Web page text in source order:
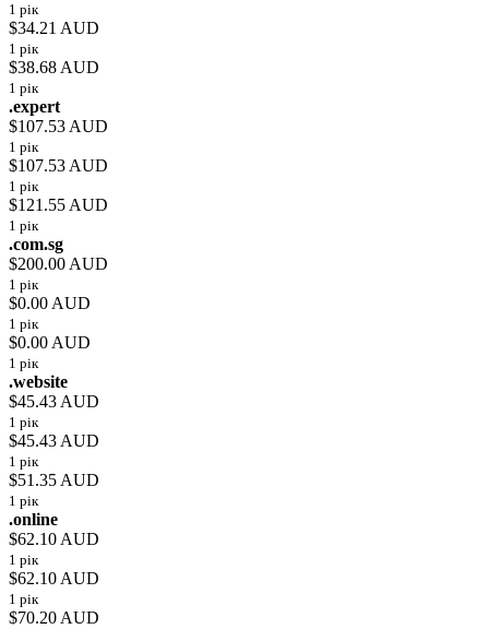
1 рік
$34.21 AUD
1 рік
$38.68 AUD
1 рік
.expert
$107.53 AUD
1 рік
$107.53 AUD
1 рік
$121.55 AUD
1 рік
.com.sg
$200.00 AUD
1 рік
$0.00 AUD
1 рік
$0.00 AUD
1 рік
.website
$45.43 AUD
1 рік
$45.43 AUD
1 рік
$51.35 AUD
1 рік
.online
$62.10 AUD
1 рік
$62.10 AUD
1 рік
$70.20 AUD